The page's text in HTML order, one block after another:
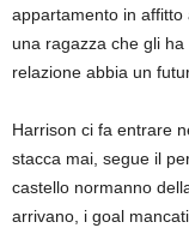
appartamento in affitto
una ragazza che gli
relazione abbia un
Harrison ci fa entrare
stacca mai, segue il
castello normanno
arrivano, i goal